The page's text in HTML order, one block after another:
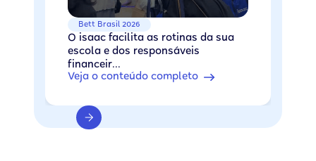
Bett Brasil 2026
O isaac facilita as rotinas da sua
escola e dos responsáveis
financeir...
Veja o conteúdo completo